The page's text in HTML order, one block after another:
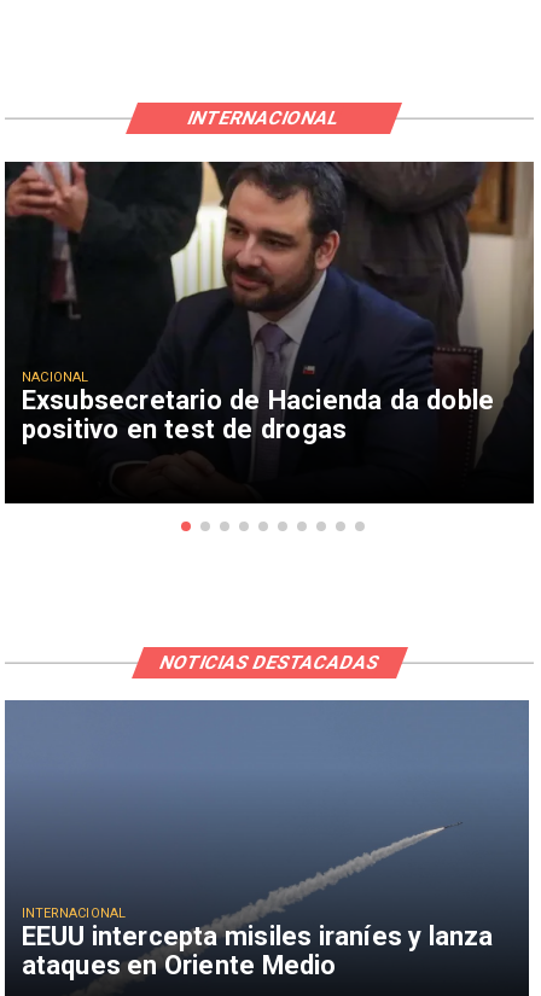
Exsubsecretario de Hacienda da doble
positivo en test de drogas
NACIONAL
INTERNACIONAL
EEUU intercepta misiles iraníes y lanza
ataques en Oriente Medio
INTERNACIONAL
NOTICIAS DESTACADAS